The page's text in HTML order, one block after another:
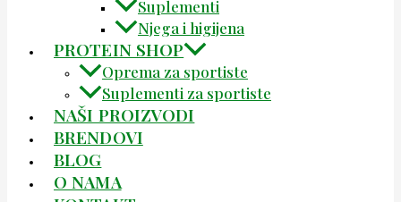
Suplementi
Njega i higijena
PROTEIN SHOP
Oprema za sportiste
Suplementi za sportiste
NAŠI PROIZVODI
BRENDOVI
BLOG
O NAMA